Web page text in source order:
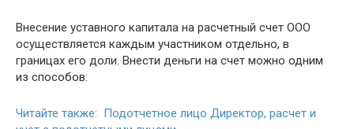
Внесение уставного капитала на расчетный счет ООО
осуществляется каждым участником отдельно, в
границах его доли. Внести деньги на счет можно одним
из способов:
Читайте также: Подотчетное лицо Директор, расчет и